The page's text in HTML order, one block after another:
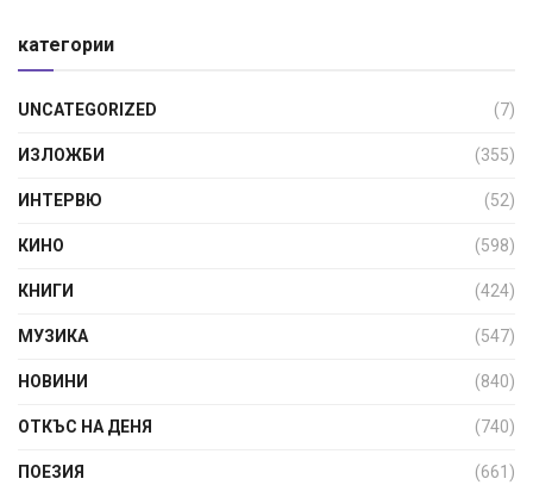
категории
UNCATEGORIZED (7)
ИЗЛОЖБИ (355)
ИНТЕРВЮ (52)
КИНО (598)
КНИГИ (424)
МУЗИКА (547)
НОВИНИ (840)
ОТКЪС НА ДЕНЯ (740)
ПОЕЗИЯ (661)